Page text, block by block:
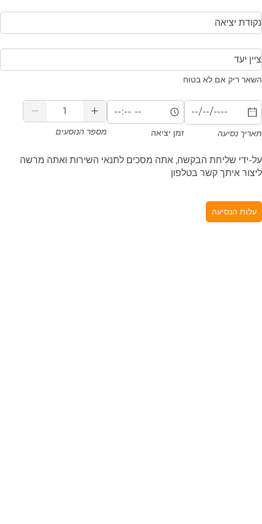
לא בטוח
Дата
Время
זמן יציאה
Количество пассажиров
מספר הנוסעים
הבקשה, אתה מסכים לתנאי השירות ואתה מרשה
קשר בטלפון